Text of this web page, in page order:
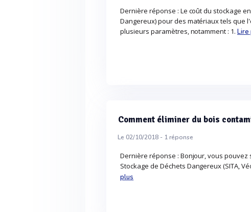
Dernière réponse : Le coût du stockage
Dangereux) pour des matériaux tels que
plusieurs paramètres, notamment : 1. Lire
Comment éliminer du bois
Le 02/10/2018 - 1réponse
Dernière réponse : Bonjour, vous
Stockage de Déchets Dangereux (SITA,
plus